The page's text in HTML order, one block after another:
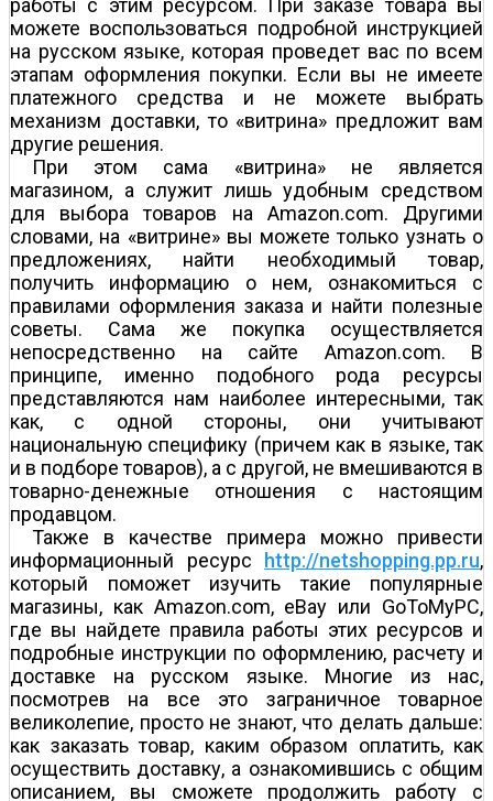
работы с этим ресурсом. При заказе товара вы
можете воспользоваться подробной инструкцией
на русском языке, которая проведет вас по всем
этапам оформления покупки. Если вы не имеете
платежного средства и не можете выбрать
механизм доставки, то «витрина» предложит вам
другие решения.
При этом сама «витрина» не является
магазином, а служит лишь удобным средством
для выбора товаров на Amazon.com. Другими
словами, на «витрине» вы можете только узнать о
предложениях, найти необходимый товар,
получить информацию о нем, ознакомиться с
правилами оформления заказа и найти полезные
советы. Сама же покупка осуществляется
непосредственно на сайте Amazon.com. В
принципе, именно подобного рода ресурсы
представляются нам наиболее интересными, так
как, с одной стороны, они учитывают
национальную специфику (причем как в языке, так
и в подборе товаров), а с другой, не вмешиваются в
товарно-денежные отношения с настоящим
продавцом.
Также в качестве примера можно привести
информационный ресурс
http://netshopping.pp.ru,
который поможет изучить такие популярные
магазины, как Amazon.com, eBay или GoToMyPC,
где вы найдете правила работы этих ресурсов и
подробные инструкции по оформлению, расчету и
доставке на русском языке. Многие из нас,
посмотрев на все это заграничное товарное
великолепие, просто не знают, что делать дальше:
как заказать товар, каким образом оплатить, как
осуществить доставку, а ознакомившись с общим
описанием, вы сможете продолжить работу с